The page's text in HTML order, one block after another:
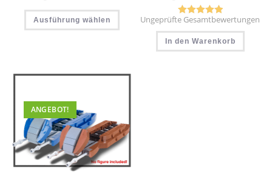
Ausführung wählen
Dieses
Produkt
weist
Varianten
Optionen
werden
Bewertet mit
5.00von 5
Ungeprüfte Gesamtbewertungen
In den Warenkorb
ANGEBOT!